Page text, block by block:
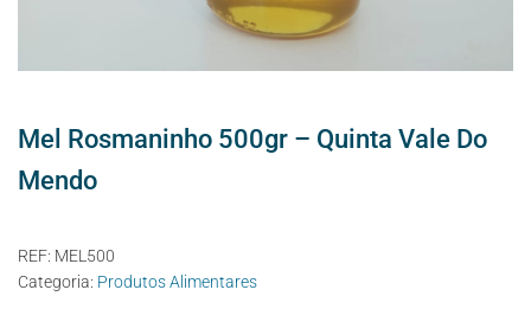
Mel Rosmaninho 500gr – Quinta Vale Do
Mendo
REF: MEL500
Categoria: Produtos Alimentares